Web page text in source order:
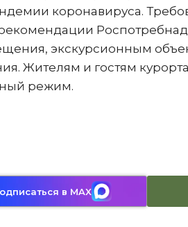
коронавируса.
экскурсионным
Жителям и гостям
режим.
в MAX